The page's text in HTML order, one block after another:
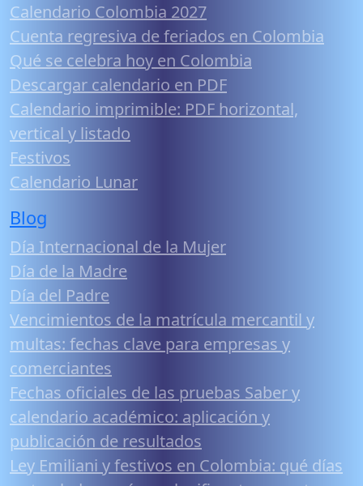
Calendario Colombia 2027
Cuenta regresiva de feriados en Colombia
Qué se celebra hoy en Colombia
Descargar calendario en PDF
Calendario imprimible: PDF horizontal,
vertical y listado
Festivos
Calendario Lunar
Blog
Día Internacional de la Mujer
Día de la Madre
Día del Padre
Vencimientos de la matrícula mercantil y
multas: fechas clave para empresas y
comerciantes
Fechas oficiales de las pruebas Saber y
calendario académico: aplicación y
publicación de resultados
Ley Emiliani y festivos en Colombia: qué días